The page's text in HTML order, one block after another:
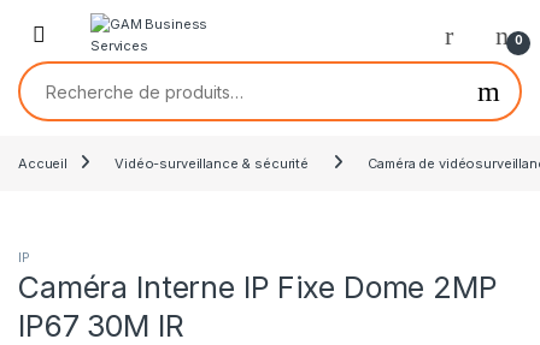
0
Accueil Vidéo-surveillance & sécurité Caméra de
IP
Caméra Interne IP Fixe Dome 2MP
IP67 30M IR